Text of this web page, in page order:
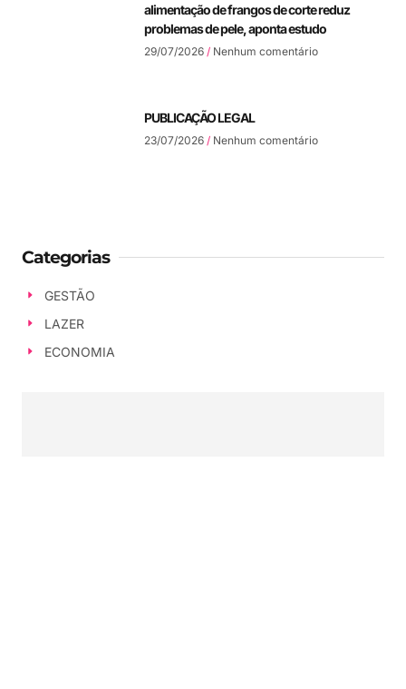
alimentação de frangos de corte reduz
problemas de pele, aponta estudo
29/07/2026 Nenhum comentário
PUBLICAÇÃO LEGAL
23/07/2026 Nenhum comentário
Categorias
GESTÃO
LAZER
ECONOMIA